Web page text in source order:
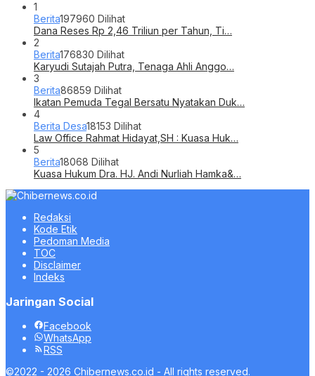
1
Berita197960 Dilihat
Dana Reses Rp 2,46 Triliun per Tahun, Ti…
2
Berita176830 Dilihat
Karyudi Sutajah Putra, Tenaga Ahli Anggo…
3
Berita86859 Dilihat
Ikatan Pemuda Tegal Bersatu Nyatakan Duk…
4
Berita Desa18153 Dilihat
Law Office Rahmat Hidayat,SH : Kuasa Huk…
5
Berita18068 Dilihat
Kuasa Hukum Dra. HJ. Andi Nurliah Hamka&…
Redaksi
Kode Etik
Pedoman Media
TOC
Disclaimer
Indeks
Jaringan Social
Facebook
WhatsApp
RSS
©2022 - 2026 Chibernews.co.id - All rights reserved.